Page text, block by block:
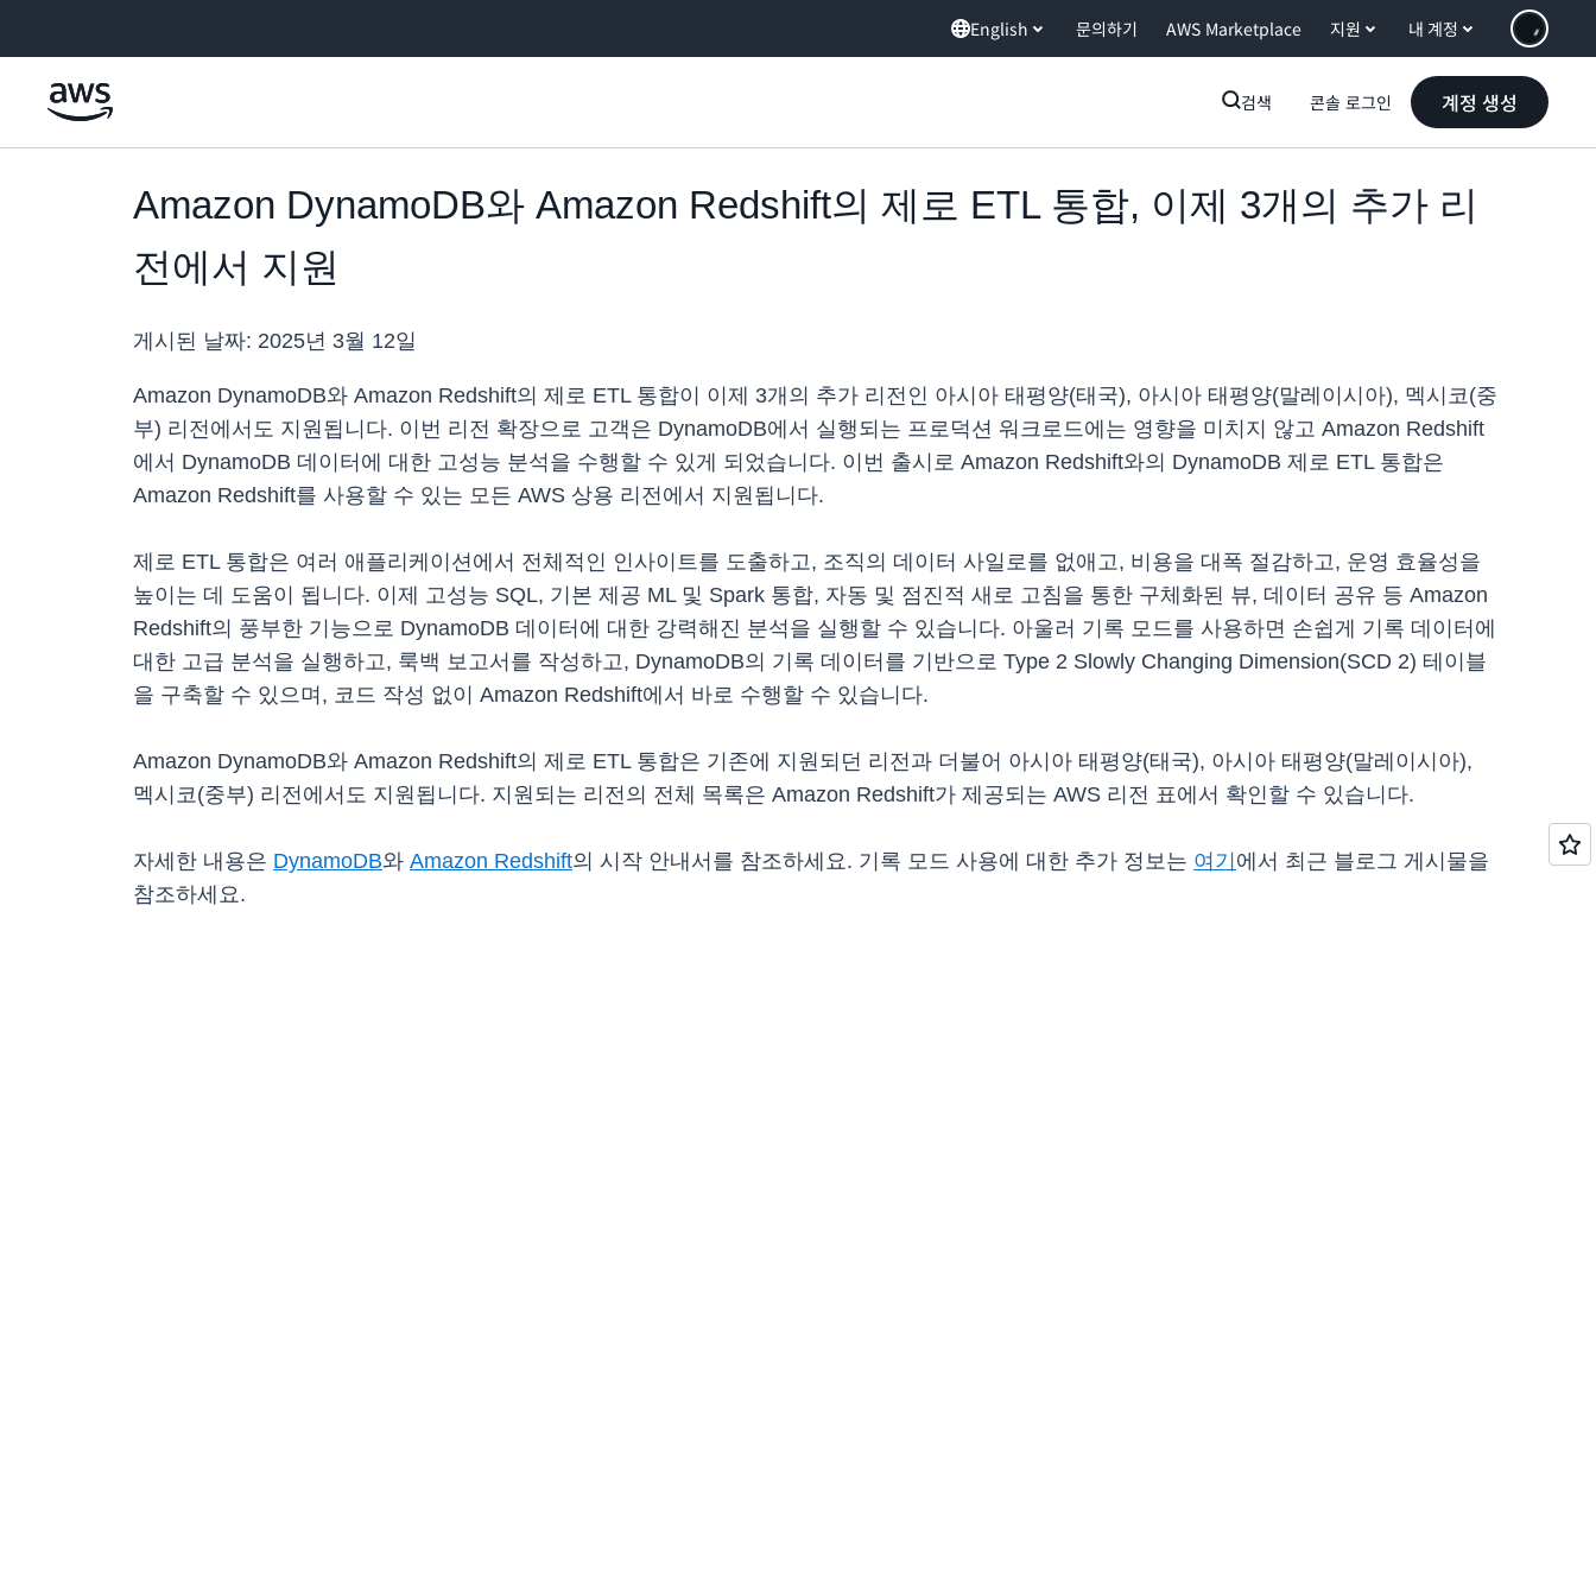
English 문의하기 AWS Marketplace 지원 내 계정
검색 콘솔 로그인 계정 생성
Amazon DynamoDB와 Amazon Redshift의 제로 ETL 통합, 이제 3개의 추가 리
전에서 지원
게시된 날짜: 2025년 3월 12일
Amazon DynamoDB와 Amazon Redshift의 제로 ETL 통합이 이제 3개의 추가 리전인 아시아 태평양(태국), 아시아 태평양(말레이시아), 멕시코(중
부) 리전에서도 지원됩니다. 이번 리전 확장으로 고객은 DynamoDB에서 실행되는 프로덕션 워크로드에는 영향을 미치지 않고 Amazon Redshift
에서 DynamoDB 데이터에 대한 고성능 분석을 수행할 수 있게 되었습니다. 이번 출시로 Amazon Redshift와의 DynamoDB 제로 ETL 통합은
Amazon Redshift를 사용할 수 있는 모든 AWS 상용 리전에서 지원됩니다.
제로 ETL 통합은 여러 애플리케이션에서 전체적인 인사이트를 도출하고, 조직의 데이터 사일로를 없애고, 비용을 대폭 절감하고, 운영 효율성을
높이는 데 도움이 됩니다. 이제 고성능 SQL, 기본 제공 ML 및 Spark 통합, 자동 및 점진적 새로 고침을 통한 구체화된 뷰, 데이터 공유 등 Amazon
Redshift의 풍부한 기능으로 DynamoDB 데이터에 대한 강력해진 분석을 실행할 수 있습니다. 아울러 기록 모드를 사용하면 손쉽게 기록 데이터에
대한 고급 분석을 실행하고, 룩백 보고서를 작성하고, DynamoDB의 기록 데이터를 기반으로 Type 2 Slowly Changing Dimension(SCD 2) 테이블
을 구축할 수 있으며, 코드 작성 없이 Amazon Redshift에서 바로 수행할 수 있습니다.
Amazon DynamoDB와 Amazon Redshift의 제로 ETL 통합은 기존에 지원되던 리전과 더불어 아시아 태평양(태국), 아시아 태평양(말레이시아),
멕시코(중부) 리전에서도 지원됩니다. 지원되는 리전의 전체 목록은 Amazon Redshift가 제공되는 AWS 리전 표에서 확인할 수 있습니다.
자세한 내용은 DynamoDB와 Amazon Redshift의 시작 안내서를 참조하세요. 기록 모드 사용에 대한 추가 정보는 여기 에서 최근 블로그 게시물을
참조하세요.